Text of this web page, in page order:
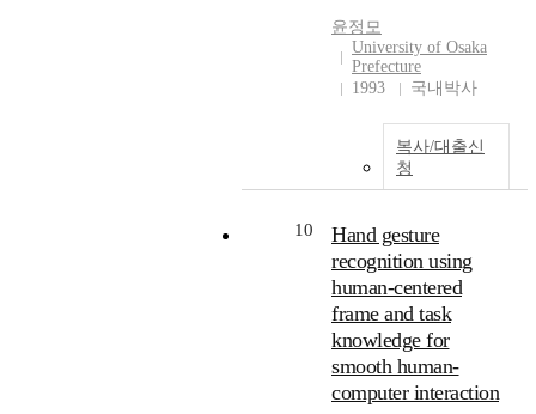
pretend play and
mutualfriends was similar
in the two samples. These
findings suggest that the
capacity to engage in
pretend play is
universal.However, the
the way to communicate
pretend play is influenced
by culturc. Also, the
relatlons between social
pretend play, social
competence, and
friendship must be
removal or demonstrations
from famous chefs showing
the advantage of their
States, infomercials have
continued to grow since
the 1980s and in the
became a subject of
advertisement researchers
in late of the 1990s. In fact,
it has grown rapidly since
1984 when the long
advertising regulation of
FCC (Federal
Communication
가 보여진다. 이것은 유기/
무기의 적층구조를 만드
는 것에 의해 각각의 특성
로 부터 비롯된 것이다. 이
러한 계면효과를 기초로
한 면내 광전도도는, CuPc
층막이 보다 커다란 광전
도도를 나타냈다. 즉, CuPc
층이 광을 흡수하고 여기
된 전자는 효율 좋게 포텐
셜이 낮은 PbTe 층에 이동
하여, 남은 홀은 CuPc 면
내에서 이동하는 것에 의
해 적층에서 커다란 광전
윤정모
University of Osaka
Prefecture
1993
국내박사
복사/대출신
청
10
Hand gesture
recognition using
human-centered
frame and task
knowledge for
smooth human-
computer interaction